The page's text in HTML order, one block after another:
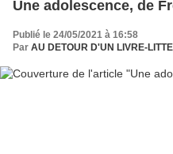
Une adolescence, de
Publié le 24/05/2021 à 16:58
Par AU DETOUR D'UN LIVRE-